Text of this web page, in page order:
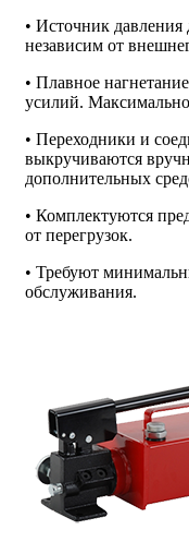
• Источник давления
независим от
• Плавное
усилий.
• Переходники и
выкручиваются
дополнительных
• Комплектуются
от перегрузок.
• Требуют
обслуживания.